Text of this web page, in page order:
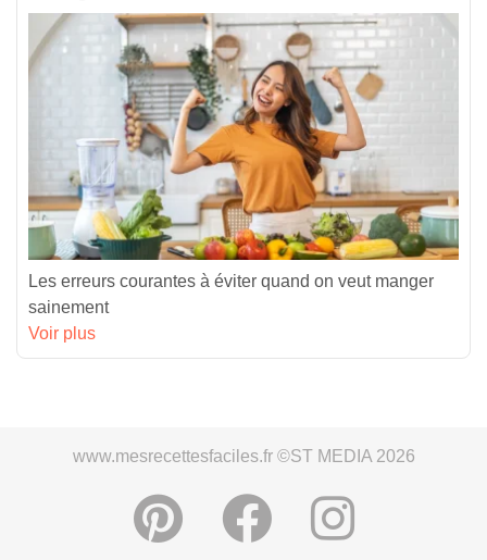
Les erreurs courantes à éviter quand on veut manger
sainement
Voir plus
www.mesrecettesfaciles.fr ©ST MEDIA 2026